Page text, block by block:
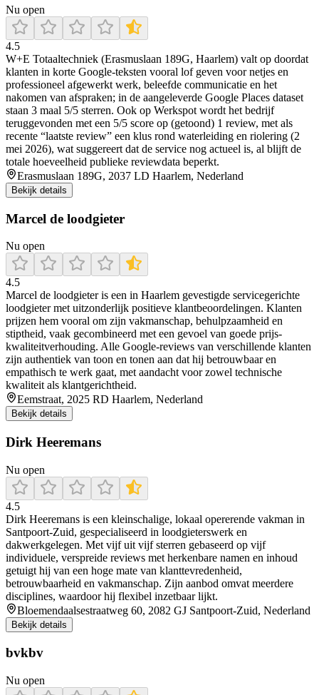
Nu open
4.5
W+E Totaaltechniek (Erasmuslaan 189G, Haarlem) valt op doordat
klanten in korte Google-teksten vooral lof geven voor netjes en
professioneel afgewerkt werk, beleefde communicatie en het
nakomen van afspraken; in de aangeleverde Google Places dataset
staan 3 maal 5/5 sterren. Ook op Werkspot wordt het bedrijf
teruggevonden met een 5/5 score op (getoond) 1 review, met als
recente “laatste review” een klus rond waterleiding en riolering (2
mei 2026), wat suggereert dat de service nog actueel is, al blijft de
totale hoeveelheid publieke reviewdata beperkt.
Erasmuslaan 189G, 2037 LD Haarlem, Nederland
Bekijk details
Marcel de loodgieter
Nu open
4.5
Marcel de loodgieter is een in Haarlem gevestigde servicegerichte
loodgieter met uitzonderlijk positieve klantbeoordelingen. Klanten
prijzen hem vooral om zijn vakmanschap, behulpzaamheid en
stiptheid, vaak gecombineerd met een gevoel van goede prijs-
kwaliteitverhouding. Alle Google-reviews van verschillende klanten
zijn authentiek van toon en tonen aan dat hij betrouwbaar en
empathisch te werk gaat, met aandacht voor zowel technische
kwaliteit als klantgerichtheid.
Eemstraat, 2025 RD Haarlem, Nederland
Bekijk details
Dirk Heeremans
Nu open
4.5
Dirk Heeremans is een kleinschalige, lokaal opererende vakman in
Santpoort‑Zuid, gespecialiseerd in loodgieterswerk en
dakwerkgelegen. Met vijf uit vijf sterren gebaseerd op vijf
individuele, verspreide reviews met herkenbare namen en inhoud
getuigt hij van een hoge mate van klanttevredenheid,
betrouwbaarheid en vakmanschap. Zijn aanbod omvat meerdere
disciplines, waardoor hij flexibel inzetbaar lijkt.
Bloemendaalsestraatweg 60, 2082 GJ Santpoort-Zuid, Nederland
Bekijk details
bvkbv
Nu open